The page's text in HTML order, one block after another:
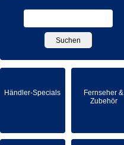
Händler-Specials
Fernseher &
Zubehör